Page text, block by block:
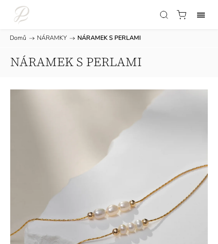
Domů / NÁRAMKY / NÁRAMEK S PERLAMI
NÁRAMEK S PERLAMI